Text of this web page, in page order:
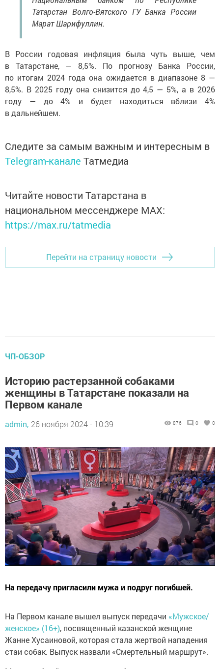
Татарстан Волго-Вятского ГУ Банка России
Марат Шарифуллин.
В России годовая инфляция была чуть выше, чем
в Татарстане, — 8,5%. По прогнозу Банка России,
по итогам 2024 года она ожидается в диапазоне 8 —
8,5%. В 2025 году она снизится до 4,5 — 5%, а в 2026
году — до 4% и будет находиться вблизи 4%
в дальнейшем.
Следите за самым важным и интересным в
Telegram-канале Татмедиа
Читайте новости Татарстана в
национальном мессенджере MАХ:
https://max.ru/tatmedia
Перейти на страницу новости
ЧП-ОБЗОР
Историю растерзанной собаками
женщины в Татарстане показали на
Первом канале
admin, 26 ноября 2024 - 10:39 876 0 0
На передачу пригласили мужа и подруг погибшей.
На Первом канале вышел выпуск передачи «Мужское/
женское» (16+), посвященный казанской женщине
Жанне Хусаиновой, которая стала жертвой нападения
стаи собак. Выпуск назвали «Смертельный маршрут».